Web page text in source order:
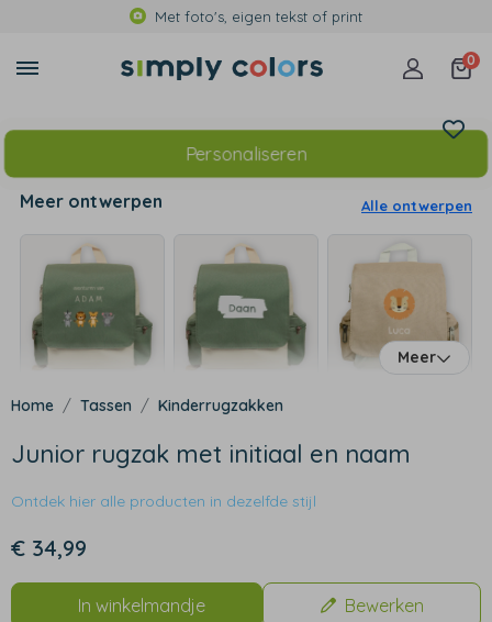
Met foto's, eigen tekst of print
0
Personaliseren
Meer ontwerpen Alle ontwerpen
Meer
Tassen Kinderrugzakken
Junior rugzak met initiaal en naam
Ontdek hier alle producten in dezelfde stijl
€ 34,99
In winkelmandje Bewerken